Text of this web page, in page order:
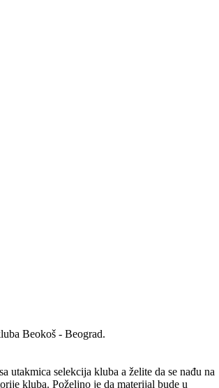
Beokoš - Beograd.
utakmica selekcija kluba a želite da se nađu na
kluba. Poželjno je da materijal bude u